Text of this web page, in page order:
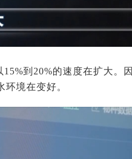
到20%的速度在扩大。因
境在变好。